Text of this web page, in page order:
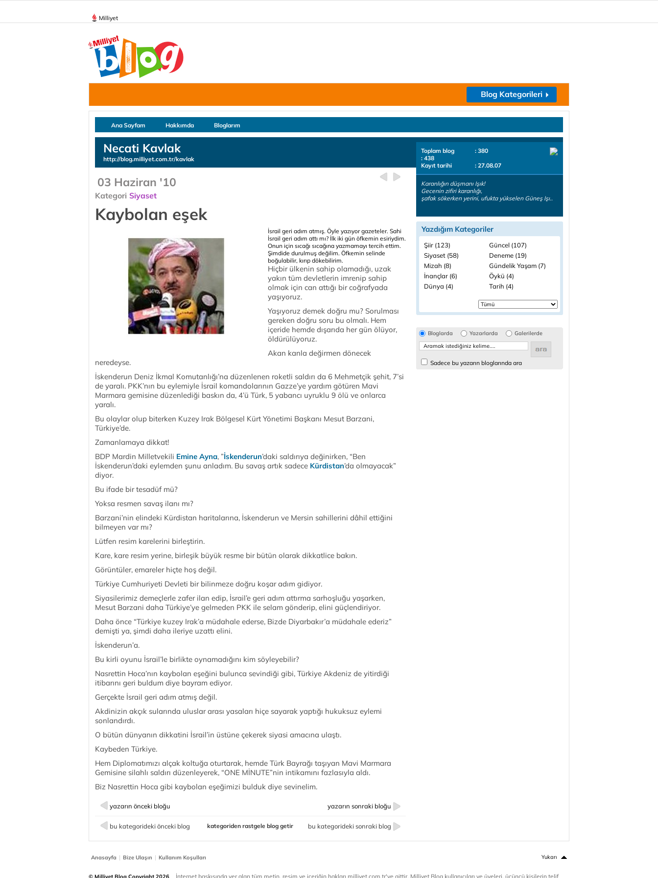
Milliyet
Blog Kategorileri
Ana Sayfam Hakkımda Bloglarım
Necati Kavlak
http://blog.milliyet.com.tr/kavlak
03 Haziran '10
Kategori Siyaset
Kaybolan eşek
İsrail geri adım atmış. Öyle yazıyor gazeteler. Sahi
İsrail geri adım attı mı? İlk iki gün öfkemin esiriydim.
Onun için sıcağı sıcağına yazmamayı tercih ettim.
Şimdide durulmuş değilim. Öfkemin selinde
boğulabilir, kırıp dökebilirim.
Hiçbir ülkenin sahip olamadığı, uzak
yakın tüm devletlerin imrenip sahip
olmak için can attığı bir coğrafyada
yaşıyoruz.
Yaşıyoruz demek doğru mu? Sorulması
gereken doğru soru bu olmalı. Hem
içeride hemde dışarıda her gün ölüyor,
öldürülüyoruz.
Akan kanla değirmen dönecek
neredeyse.
İskenderun Deniz İkmal Komutanlığı’na düzenlenen roketli saldırı da 6 Mehmetçik şehit, 7’si
de yaralı. PKK’nın bu eylemiyle İsrail komandolarının Gazze’ye yardım götüren Mavi
Marmara gemisine düzenlediği baskın da, 4’ü Türk, 5 yabancı uyruklu 9 ölü ve onlarca
yaralı.
Bu olaylar olup biterken Kuzey Irak Bölgesel Kürt Yönetimi Başkanı Mesut Barzani,
Türkiye’de.
Zamanlamaya dikkat!
BDP Mardin Milletvekili Emine Ayna, ”İskenderun’daki saldırıya değinirken, “Ben
İskenderun’daki eylemden şunu anladım. Bu savaş artık sadece Kürdistan’da olmayacak”
diyor.
Bu ifade bir tesadüf mü?
Yoksa resmen savaş ilanı mı?
Barzani’nin elindeki Kürdistan haritalarına, İskenderun ve Mersin sahillerini dâhil ettiğini
bilmeyen var mı?
Lütfen resim karelerini birleştirin.
Kare, kare resim yerine, birleşik büyük resme bir bütün olarak dikkatlice bakın.
Görüntüler, emareler hiçte hoş değil.
Türkiye Cumhuriyeti Devleti bir bilinmeze doğru koşar adım gidiyor.
Siyasilerimiz demeçlerle zafer ilan edip, İsrail’e geri adım attırma sarhoşluğu yaşarken,
Mesut Barzani daha Türkiye’ye gelmeden PKK ile selam gönderip, elini güçlendiriyor.
Daha önce “Türkiye kuzey Irak’a müdahale ederse, Bizde Diyarbakır’a müdahale ederiz”
demişti ya, şimdi daha ileriye uzattı elini.
İskenderun’a.
Bu kirli oyunu İsrail’le birlikte oynamadığını kim söyleyebilir?
Nasrettin Hoca’nın kaybolan eşeğini bulunca sevindiği gibi, Türkiye Akdeniz de yitirdiği
itibarını geri buldum diye bayram ediyor.
Gerçekte İsrail geri adım atmış değil.
Akdinizin akçık sularında uluslar arası yasaları hiçe sayarak yaptığı hukuksuz eylemi
sonlandırdı.
O bütün dünyanın dikkatini İsrail’in üstüne çekerek siyasi amacına ulaştı.
Kaybeden Türkiye.
Hem Diplomatımızı alçak koltuğa oturtarak, hemde Türk Bayrağı taşıyan Mavi Marmara
Gemisine silahlı saldırı düzenleyerek, “ONE MİNUTE”nin intikamını fazlasıyla aldı.
Biz Nasrettin Hoca gibi kaybolan eşeğimizi bulduk diye sevinelim.
yazarın önceki bloğu yazarın sonraki bloğu
bu kategorideki önceki blog bu kategorideki sonraki blog
kategoriden rastgele blog getir
Toplam blog
: 380
: 438
Kayıt tarihi
: 27.08.07
Karanlığın düşmanı Işık!
Gecenin zifiri karanlığı,
şafak sökerken yerini, ufukta yükselen Güneş Işı..
Yazdığım Kategoriler
Şiir (123)
Güncel (107)
Siyaset (58)
Deneme (19)
Mizah (8)
Gündelik Yaşam (7)
İnançlar (6)
Öykü (4)
Dünya (4)
Tarih (4)
Bloglarda Yazarlarda Galerilerde
Sadece bu yazarın bloglarında ara
Anasayfa | Bize Ulaşın | Kullanım Koşulları Yukarı
© Milliyet Blog Copyright 2026 İnternet baskısında yer alan tüm metin, resim ve içeriğin hakları milliyet.com.tr'ye aittir. Milliyet Blog kullanıcıları ve üyeleri, üçüncü kişilerin telif